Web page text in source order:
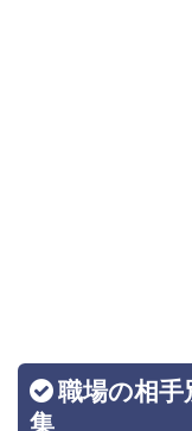
職場の相手
集